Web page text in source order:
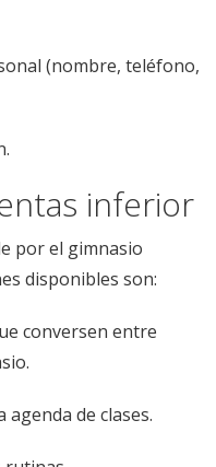
(nombre, teléfono,
inferior
por el gimnasio
disponibles son:
conversen entre
agenda de clases.